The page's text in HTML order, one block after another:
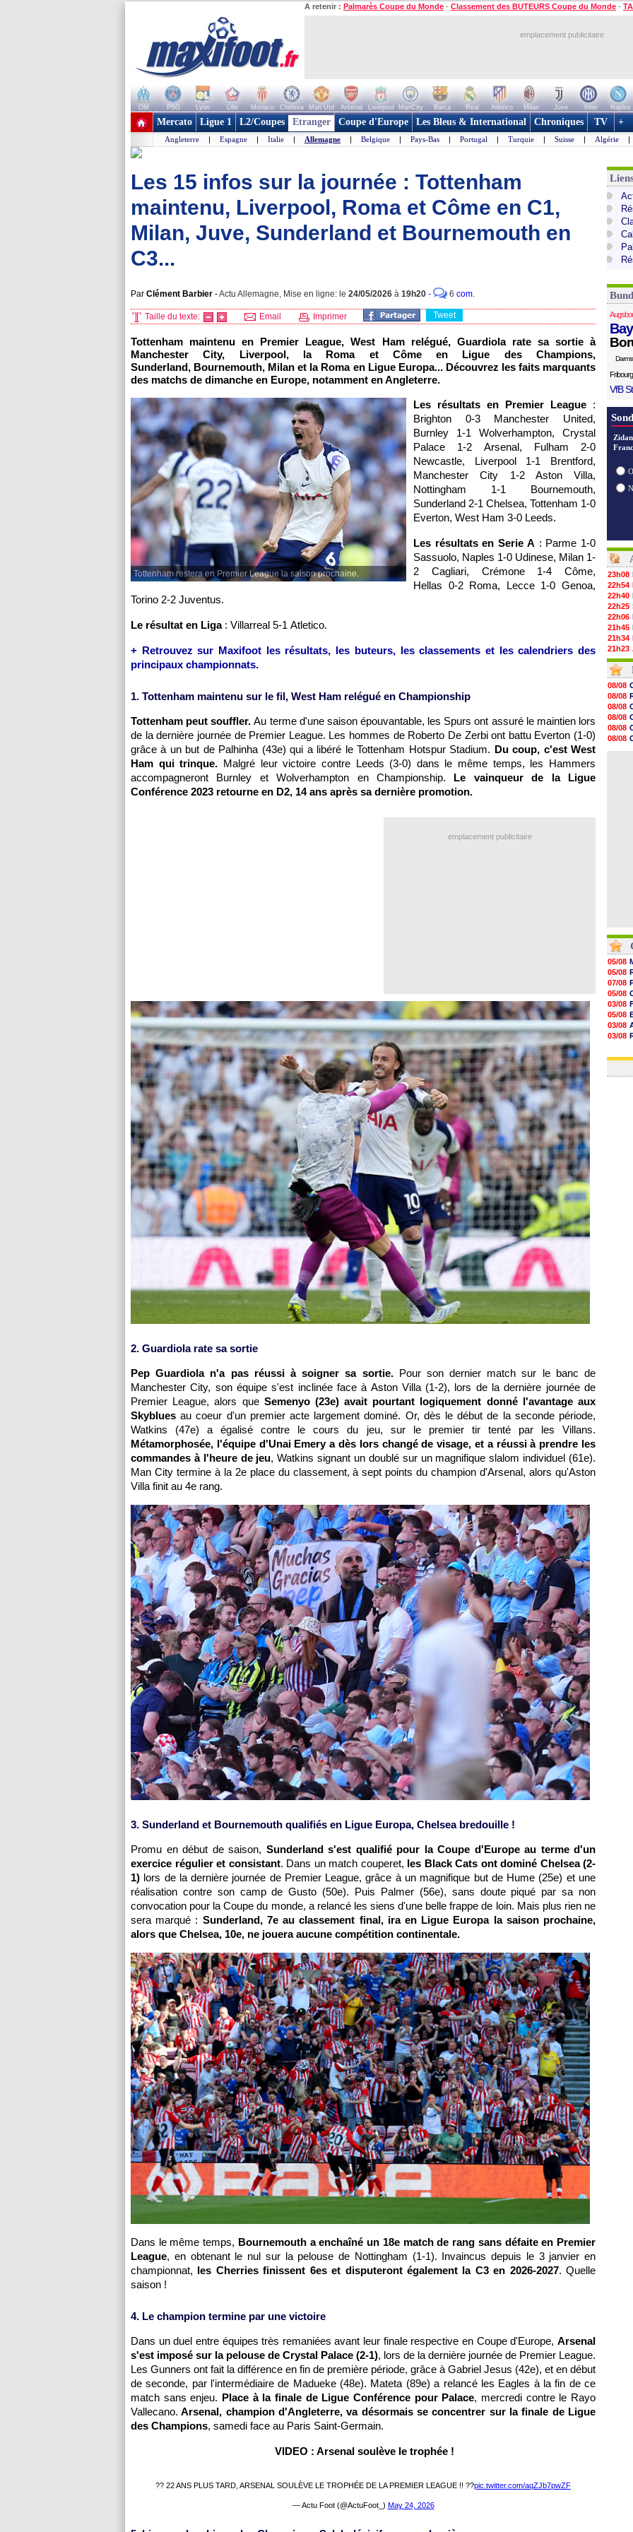
A retenir : Palmarès Coupe du Monde - Classement des BUTEURS Coupe du Monde -
emplacement publicitaire
OM PSG Lyon Lille Monaco Chelsea Man Utd Arsenal Liverpool ManCity Barca Real Atletico Milan Juve Inter Naples
+ de clubs
Mercato Ligue 1 L2/Coupes Etranger Coupe d'Europe Les Bleus & International Chroniques TV +
Angleterre | Espagne | Italie | Allemagne | Belgique | Pays-Bas | Portugal | Turquie | Suisse | Algérie |
Les 15 infos sur la journée : Tottenham
maintenu, Liverpool, Roma et Côme en C1,
Milan, Juve, Sunderland et Bournemouth en
C3...
Par Clément Barbier -Actu Allemagne, Mise en ligne: le 24/05/2026 à 19h20 - 6 com.
Taille du texte: Email Imprimer Tweet
Tottenham maintenu en Premier League, West Ham relégué, Guardiola rate sa sortie à
Manchester City, Liverpool, la Roma et Côme en Ligue des Champions,
Sunderland, Bournemouth, Milan et la Roma en Ligue Europa... Découvrez les faits marquants
des matchs de dimanche en Europe, notamment en Angleterre.
Tottenham restera en Premier League la saison prochaine.
Les résultats en Premier League :
Brighton 0-3 Manchester United,
Burnley 1-1 Wolverhampton, Crystal
Palace 1-2 Arsenal, Fulham 2-0
Newcastle, Liverpool 1-1 Brentford,
Manchester City 1-2 Aston Villa,
Nottingham 1-1 Bournemouth,
Sunderland 2-1 Chelsea, Tottenham 1-0
Everton, West Ham 3-0 Leeds.
Les résultats en Serie A : Parme 1-0
Sassuolo, Naples 1-0 Udinese, Milan 1-
2 Cagliari, Crémone 1-4 Côme,
Hellas 0-2 Roma, Lecce 1-0 Genoa,
Torino 2-2 Juventus.
Le résultat en Liga : Villarreal 5-1 Atletico.
+ Retrouvez sur Maxifoot les résultats, les buteurs, les classements et les calendriers des
principaux championnats.
1. Tottenham maintenu sur le fil, West Ham relégué en Championship
Tottenham peut souffler.Au terme d'une saison épouvantable, les Spurs ont assuré le maintien lors
de la dernière journée de Premier League. Les hommes de Roberto De Zerbi ont battu Everton (1-0)
grâce à un but de Palhinha (43e) qui a libéré le Tottenham Hotspur Stadium. Du coup, c'est West
Ham qui trinque. Malgré leur victoire contre Leeds (3-0) dans le même temps, les Hammers
accompagneront Burnley et Wolverhampton en Championship. Le vainqueur de la Ligue
Conférence 2023 retourne en D2, 14 ans après sa dernière promotion.
emplacement publicitaire
2. Guardiola rate sa sortie
Pep Guardiola n'a pas réussi à soigner sa sortie. Pour son dernier match sur le banc de
Manchester City, son équipe s'est inclinée face à Aston Villa (1-2), lors de la dernière journée de
Premier League, alors queSemenyo (23e) avait pourtant logiquement donné l'avantage aux
Skybluesau coeur d'un premier acte largement dominé. Or, dès le début de la seconde période,
Watkins (47e) a égalisé contre le cours du jeu, sur le premier tir tenté par les Villans.
Métamorphosée, l'équipe d'Unai Emery a dès lors changé de visage, et a réussi à prendre les
commandes à l'heure de jeu, Watkins signant un doublé sur un magnifique slalom individuel (61e).
Man City termine à la 2e place du classement, à sept points du champion d'Arsenal, alors qu'Aston
Villa finit au 4e rang.
3. Sunderland et Bournemouth qualifiés en Ligue Europa, Chelsea bredouille !
Promu en début de saison, Sunderland s'est qualifié pour la Coupe d'Europe au terme d'un
exercice régulier et consistant. Dans un match couperet, les Black Cats ont dominé Chelsea (2-
1) lors de la dernière journée de Premier League, grâce à un magnifique but de Hume (25e) et une
réalisation contre son camp de Gusto (50e). Puis Palmer (56e), sans doute piqué par sa non
convocation pour la Coupe du monde, a relancé les siens d'une belle frappe de loin. Mais plus rien ne
sera marqué : Sunderland, 7e au classement final, ira en Ligue Europa la saison prochaine,
alors que Chelsea, 10e, ne jouera aucune compétition continentale.
Dans le même temps, Bournemouth a enchaîné un 18e match de rang sans défaite en Premier
League, en obtenant le nul sur la pelouse de Nottingham (1-1). Invaincus depuis le 3 janvier en
championnat, les Cherries finissent 6es et disputeront également la C3 en 2026-2027. Quelle
saison !
4. Le champion termine par une victoire
Dans un duel entre équipes très remaniées avant leur finale respective en Coupe d'Europe, Arsenal
s'est imposé sur la pelouse de Crystal Palace (2-1), lors de la dernière journée de Premier League.
Les Gunners ont fait la différence en fin de première période, grâce à Gabriel Jesus (42e), et en début
de seconde, par l'intermédiaire de Madueke (48e). Mateta (89e) a relancé les Eagles à la fin de ce
match sans enjeu. Place à la finale de Ligue Conférence pour Palace, mercredi contre le Rayo
Vallecano. Arsenal, champion d'Angleterre, va désormais se concentrer sur la finale de Ligue
des Champions, samedi face au Paris Saint-Germain.
VIDEO : Arsenal soulève le trophée !
?? 22 ANS PLUS TARD, ARSENAL SOULÈVE LE TROPHÉE DE LA PREMIER LEAGUE !! ??pic.twitter.com/aqZJb7pwZF
— Actu Foot (@ActuFoot_) May 24, 2026
Fribourg
VfB
23h08
22h54
22h40
22h25
22h06
21h45
21h34
21h23
21h12
21h00
20h52
20h35
20h19
20h07
19h47
19h26
19h21
08/08
08/08
08/08
08/08
08/08
08/08
05/08
05/08
07/08
05/08
03/08
05/08
03/08
03/08
03/08